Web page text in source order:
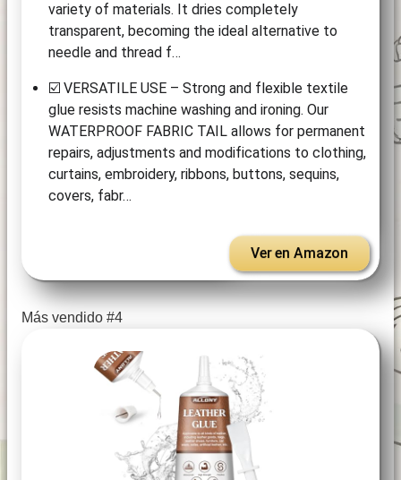
variety of materials. It dries completely
transparent, becoming the ideal alternative to
needle and thread f…
☑️ VERSATILE USE – Strong and flexible textile
glue resists machine washing and ironing. Our
WATERPROOF FABRIC TAIL allows for permanent
repairs, adjustments and modifications to clothing,
curtains, embroidery, ribbons, buttons, sequins,
covers, fabr…
Ver en Amazon
Más vendido #4